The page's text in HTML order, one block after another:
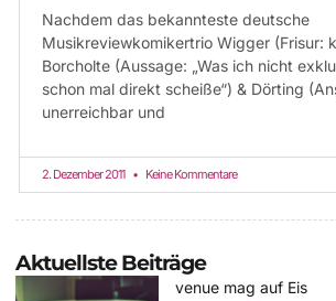
Nachdem das bekannteste deutsche
Musikreviewkomikertrio Wigger (Frisur:
Borcholte (Aussage: „Was ich nicht
schon mal direkt scheiße“) & Dörting
unerreichbar und
2. Dezember 2011 Keine Kommentare
Aktuellste Beiträge
venue mag auf Eis